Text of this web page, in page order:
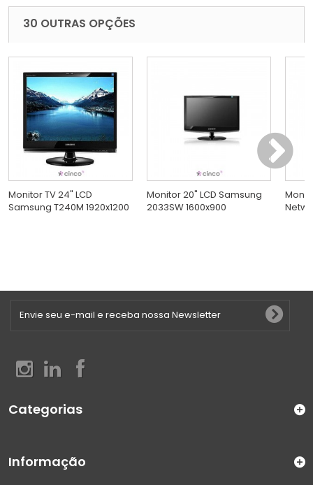
30 OUTRAS OPÇÕES
Monitor TV 24" LCD
Samsung T240M 1920x1200
Monitor 20" LCD Samsung
2033SW 1600x900
Categorias
Informação